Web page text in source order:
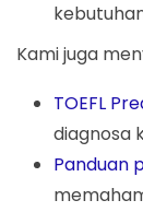
Kami juga
TOEFL
diagnosa
Panduan